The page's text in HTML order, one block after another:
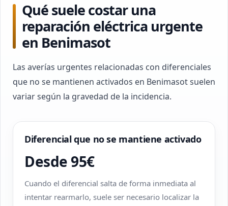
Qué suele costar una
reparación eléctrica urgente
en Benimasot
Las averías urgentes relacionadas con diferenciales
que no se mantienen activados en Benimasot suelen
variar según la gravedad de la incidencia.
Diferencial que no se mantiene activado
Desde 95€
Cuando el diferencial salta de forma inmediata al
intentar rearmarlo, suele ser necesario localizar la